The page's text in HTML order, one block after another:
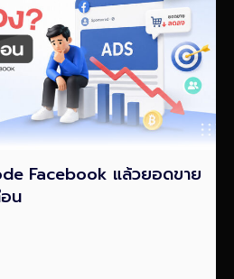
Facebook แล้วยอดขาย
น